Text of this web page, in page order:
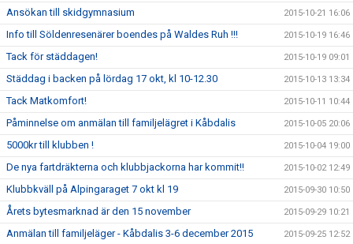
Ansökan till skidgymnasium 2015-10-21 16:06
Info till Söldenresenärer boendes på Waldes Ruh !!! 2015-10-19 16:46
Tack för städdagen! 2015-10-19 09:01
Städdag i backen på lördag 17 okt, kl 10-12.30 2015-10-13 13:34
Tack Matkomfort! 2015-10-11 10:44
Påminnelse om anmälan till familjelägret i Kåbdalis 2015-10-05 20:06
5000kr till klubben ! 2015-10-04 19:00
De nya fartdräkterna och klubbjackorna har kommit!! 2015-10-02 12:49
Klubbkväll på Alpingaraget 7 okt kl 19 2015-09-30 10:50
Årets bytesmarknad är den 15 november 2015-09-29 10:21
Anmälan till familjeläger - Kåbdalis 3-6 december 2015 2015-09-25 12:52